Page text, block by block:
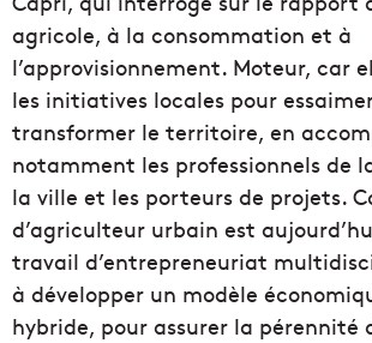
agricole, à la consommation et à
l’approvisionnement. Moteur, car
les initiatives locales pour
transformer le territoire, en
notamment les professionnels de
la ville et les porteurs de projets.
d’agriculteur urbain est
travail d’entrepreneuriat
à développer un modèle
hybride, pour assurer la pérennité